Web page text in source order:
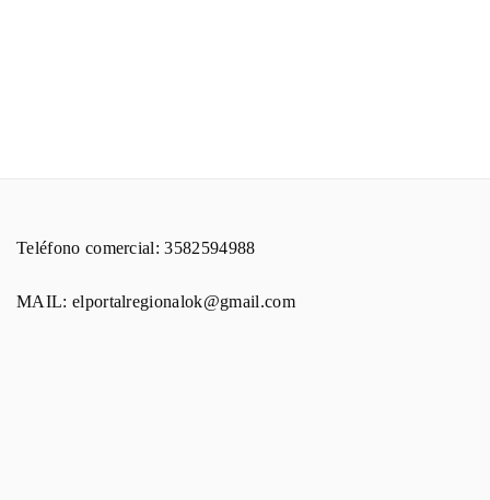
Teléfono comercial: 3582594988
MAIL: elportalregionalok@gmail.com